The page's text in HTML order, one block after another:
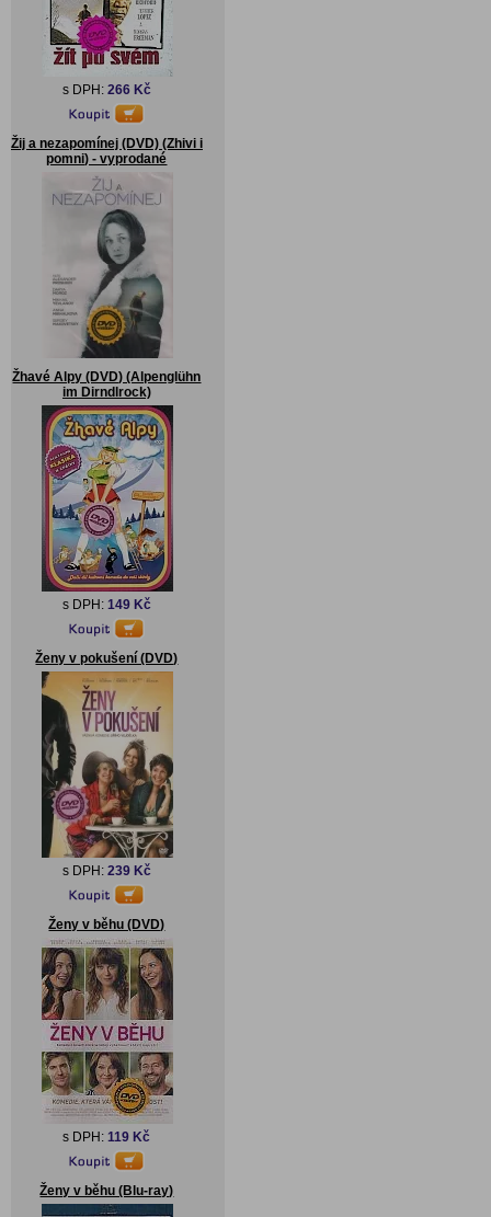
s DPH: 266 Kč
Žij a nezapomínej (DVD) (Zhivi i
pomni) - vyprodané
Žhavé Alpy (DVD) (Alpenglühn
im Dirndlrock)
s DPH: 149 Kč
Ženy v pokušení (DVD)
s DPH: 239 Kč
Ženy v běhu (DVD)
s DPH:119 Kč
Ženy v běhu (Blu-ray)